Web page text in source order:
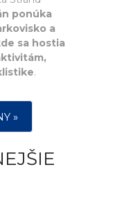
ponúka
a
sa hostia
.
»